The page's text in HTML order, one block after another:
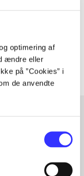
optimering af
ændre eller
på ”Cookies” i
de anvendte